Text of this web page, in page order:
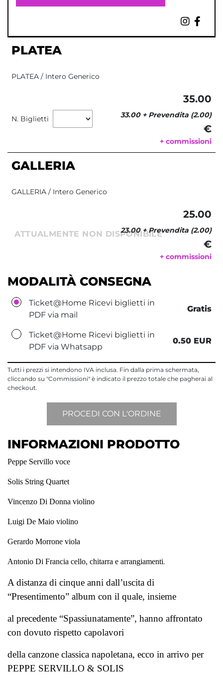
PLATEA
PLATEA / Intero Generico
N. Biglietti
35.00
33.00 + Prevendita (2.00)
€
+ commissioni
GALLERIA
GALLERIA / Intero Generico
ATTUALMENTE NON DISPONIBILE
25.00
23.00 + Prevendita (2.00)
€
+ commissioni
MODALITÀ CONSEGNA
Ticket@Home Ricevi biglietti in
PDF via mail
Gratis
Ticket@Home Ricevi biglietti in
PDF via Whatsapp
0.50 EUR
Tutti i prezzi si intendono IVA inclusa. Fin dalla prima schermata,
cliccando su "Commissioni" è indicato il prezzo totale che pagherai al
checkout.
INFORMAZIONI PRODOTTO
Peppe Servillo voce
Solis String Quartet
Vincenzo Di Donna violino
Luigi De Maio violino
Gerardo Morrone viola
Antonio Di Francia cello, chitarra e arrangiamenti.
A distanza di cinque anni dall’uscita di
“Presentimento” album con il quale, insieme
al precedente “Spassiunatamente”, hanno affrontato
con dovuto rispetto capolavori
della canzone classica napoletana, ecco in arrivo per
PEPPE SERVILLO & SOLIS